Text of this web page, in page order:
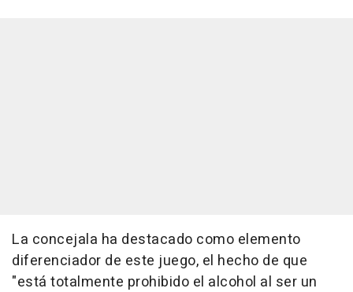
La concejala ha destacado como elemento
diferenciador de este juego, el hecho de que
"está totalmente prohibido el alcohol al ser un